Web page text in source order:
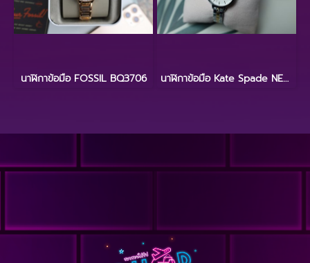
นาฬิกาข้อมือ FOSSIL BQ3706 นาฬิกาข้อมือ Kate Spade NEW YORK KSW9000